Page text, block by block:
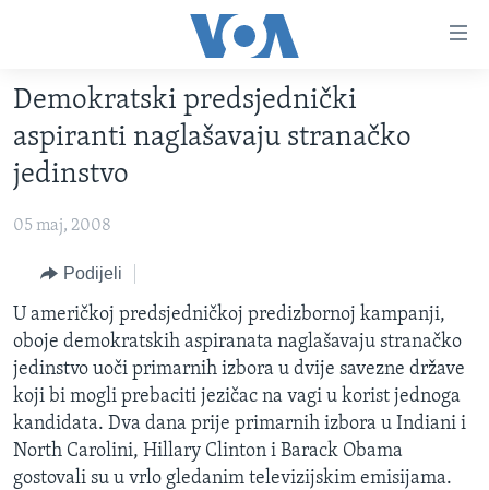
glavni
sadržaj
Pređi
na
glavnu
navigaciju
pretragu
VIDEO
VIJESTI
SJEDINJENE AMERIČKE DRŽAVE
BOSNA I HERCEGOVINA
SVIJET
NAUKA I TEHNOLOGIJA
SPECIJALNI PROJEKTI
KORUPCIJA
SLOBODA MEDIJA
ŽENSKA STRANA
IZBJEGLIČKA STRANA
Demokratski predsjednički
aspiranti naglašavaju stranačko
jedinstvo
05 maj, 2008
Podijeli
U američkoj predsjedničkoj predizbornoj kampanji,
oboje demokratskih aspiranata naglašavaju stranačko
jedinstvo uoči primarnih izbora u dvije savezne države
koji bi mogli prebaciti jezičac na vagi u korist jednoga
kandidata. Dva dana prije primarnih izbora u Indiani i
North Carolini, Hillary Clinton i Barack Obama
gostovali su u vrlo gledanim televizijskim emisijama.